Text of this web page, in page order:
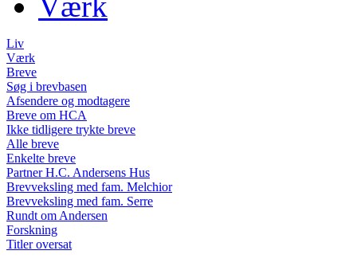
Liv
Værk
Breve
Søg i brevbasen
Afsendere og modtagere
Breve om HCA
Ikke tidligere trykte breve
Alle breve
Enkelte breve
Partner H.C. Andersens Hus
Brevveksling med fam. Melchior
Brevveksling med fam. Serre
Rundt om Andersen
Forskning
Titler oversat